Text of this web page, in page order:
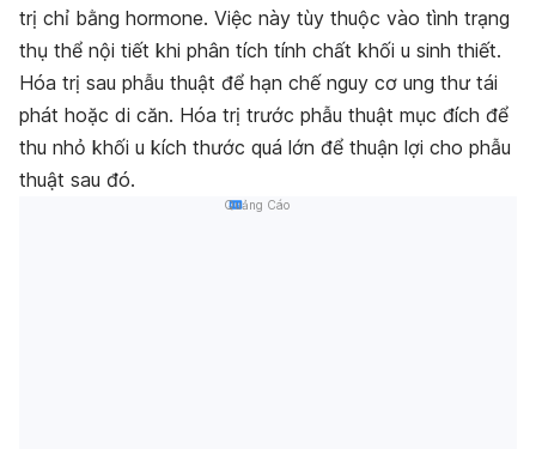
trị chỉ bằng hormone. Việc này tùy thuộc vào tình trạng
thụ thể nội tiết khi phân tích tính chất khối u sinh thiết.
Hóa trị sau phẫu thuật để hạn chế nguy cơ ung thư tái
phát hoặc di căn. Hóa trị trước phẫu thuật mục đích để
thu nhỏ khối u kích thước quá lớn để thuận lợi cho phẫu
thuật sau đó.
Quảng Cáo